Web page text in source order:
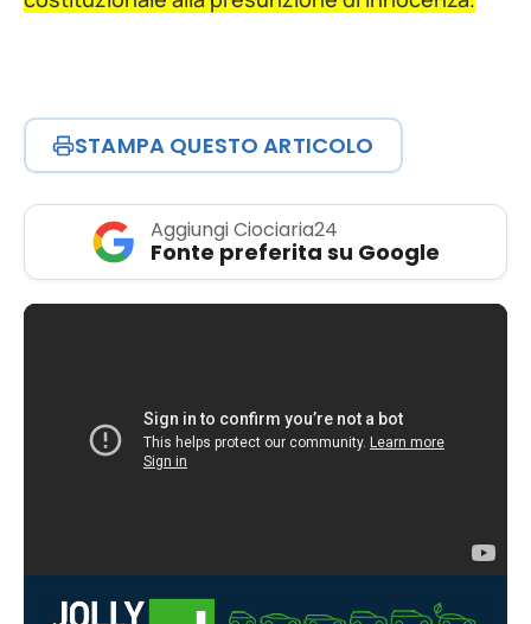
STAMPA QUESTO ARTICOLO
Aggiungi Ciociaria24
Fonte preferita su Google